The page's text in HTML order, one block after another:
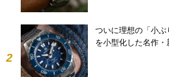
2
ついに理想の「小
を小型化した名作・